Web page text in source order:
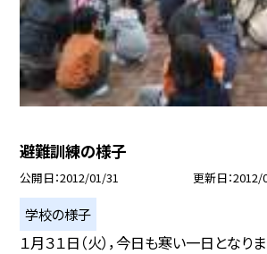
避難訓練の様子
公開日 2012/01/31 更新日 2012/
学校の様子
１月３１日（火），今日も寒い一日となり